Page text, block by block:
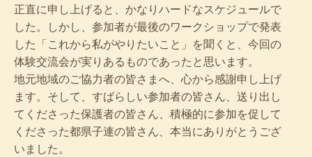
正直に申し上げると、かなりハードなスケジュールで
した。しかし、参加者が最後のワークショップで発表
した「これから私がやりたいこと」を聞くと、今回の
体験交流会が実りあるものであったと思います。
地元地域のご協力者の皆さまへ、心から感謝申し上げ
ます。そして、すばらしい参加者の皆さん、送り出し
てくださった保護者の皆さん、積極的に参加を促して
くださった都県子連の皆さん、本当にありがとうござ
いました。